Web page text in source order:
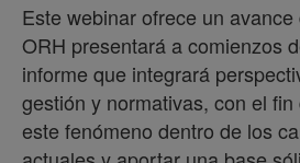
Este webinar ofrece un
ORH presentará a comienzos
informe que integrará
gestión y normativas, con el
este fenómeno dentro de los